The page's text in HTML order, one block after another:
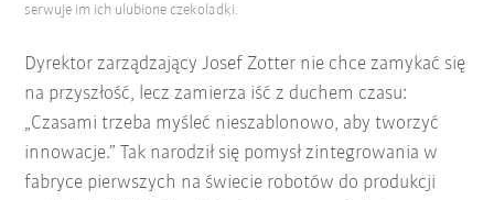
Dyrektor zarządzający Josef Zotter nie chce zamykać się
na przyszłość, lecz zamierza iść z duchem czasu:
„Czasami trzeba myśleć nieszablonowo, aby tworzyć
innowacje.” Tak narodził się pomysł zintegrowania w
fabryce pierwszych na świecie robotów do produkcji
serwuje im ich ulubione czekoladki.